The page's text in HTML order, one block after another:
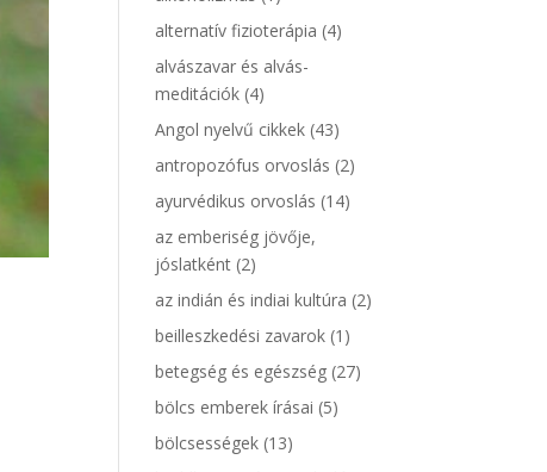
alternatív fizioterápia (4)
alvászavar és alvás-
meditációk (4)
Angol nyelvű cikkek (43)
antropozófus orvoslás (2)
ayurvédikus orvoslás (14)
az emberiség jövője,
jóslatként (2)
az indián és indiai kultúra (2)
beilleszkedési zavarok (1)
betegség és egészség (27)
bölcs emberek írásai (5)
bölcsességek (13)